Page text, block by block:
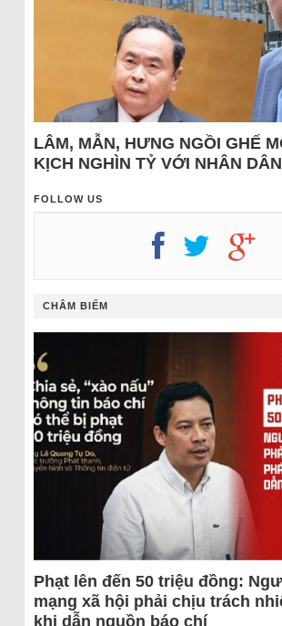
LÂM, MẪN, HƯNG NGỒI GHẾ
KỊCH NGHÌN TỶ VỚI NHÂN DÂN
FOLLOW US
CHÂM BIẾM
Phạt lên đến 50 triệu đồng:
mạng xã hội phải chịu trách
khi dẫn nguồn báo chí